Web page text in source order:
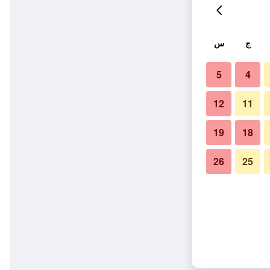
ج س
4
5
11
12
18
19
25
26